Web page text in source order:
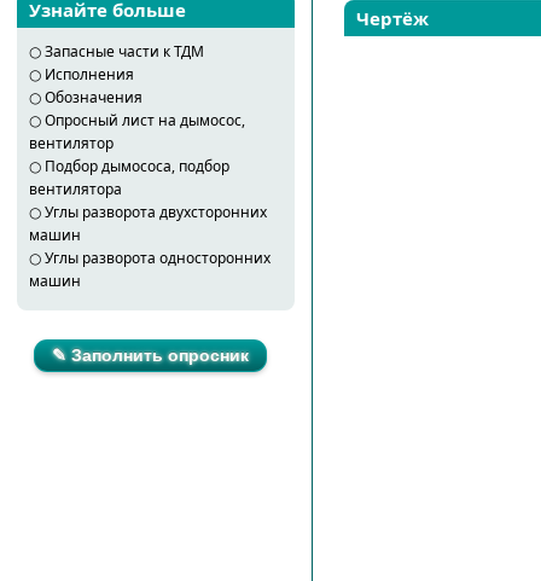
Узнайте больше
○Запасные части к ТДМ
○ Исполнения
○Обозначения
○Опросный лист на дымосос,
вентилятор
○ Подбор дымососа, подбор
вентилятора
○Углы разворота двухсторонних
машин
○Углы разворота односторонних
машин
✎ Заполнить опросник
Чертёж